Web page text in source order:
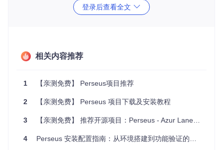
非固定地址来定位目标代码。这种方法类似于人类医生通过症
状而非具体位置来诊断疾病，大大提高了对游戏更新的适应
Perseus提供了三种架构版本的库文件，覆盖了当前移动设备
arm64-v8a：适用于现代64位移动设备，提供最佳性能
x86
：针对模拟器环境优化，支持电脑端测试与开发
这种多架构支持确保Perseus能够在不同硬件环境下稳定工
文件版本。
登录后查看全文
相关内容推荐
1 【亲测免费】 Perseus项目推荐
2 【亲测免费】 Perseus 项目下载及安装教程
3 【亲测免费】 推荐开源项目：Perseus - Azur Lane脚本修补库
4 Perseus 安装配置指南：从环境搭建到功能验证的全流程解析